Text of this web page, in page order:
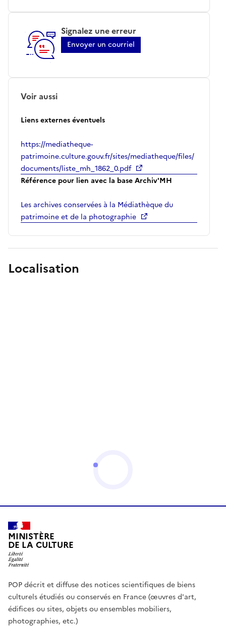
Signalez une erreur
Envoyer un courriel
Voir aussi
Liens externes éventuels
https://mediatheque-
patrimoine.culture.gouv.fr/sites/mediatheque/files/
documents/liste_mh_1862_0.pdf
Référence pour lien avec la base Archiv'MH
Les archives conservées à la Médiathèque du
patrimoine et de la photographie
Localisation
MINISTÈRE
DE LA CULTURE
POP décrit et diffuse des notices scientifiques de biens
culturels étudiés ou conservés en France (œuvres d'art,
édifices ou sites, objets ou ensembles mobiliers,
photographies, etc.)